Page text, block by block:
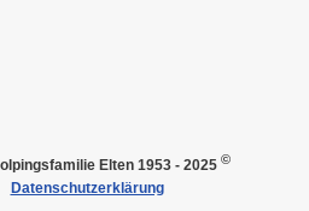
Elten 1953 - 2025 ©
Datenschutzerklärung